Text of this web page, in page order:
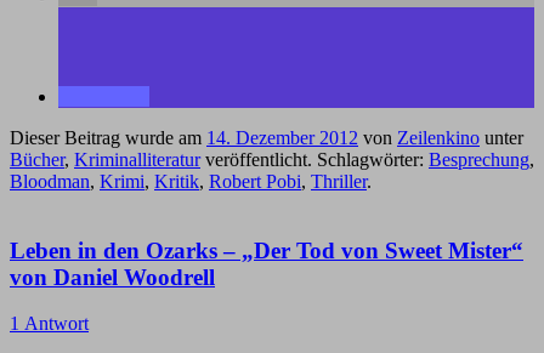
Dieser Beitrag wurde am 14. Dezember 2012 von Zeilenkino unter
Bücher, Kriminalliteraturveröffentlicht. Schlagwörter: Besprechung,
Bloodman, Krimi, Kritik, Robert Pobi, Thriller.
Leben in den Ozarks – „Der Tod von Sweet Mister“
von Daniel Woodrell
1 Antwort